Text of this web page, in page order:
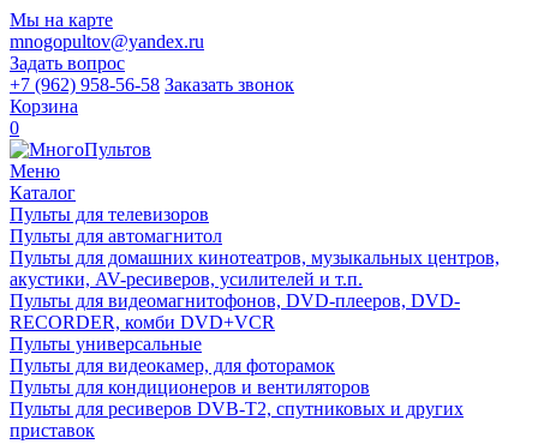
Мы на карте
mnogopultov@yandex.ru
Задать вопрос
+7 (962) 958-56-58 Заказать звонок
Корзина
0
Меню
Каталог
Пульты для телевизоров
Пульты для автомагнитол
Пульты для домашних кинотеатров, музыкальных центров,
акустики, AV-ресиверов, усилителей и т.п.
Пульты для видеомагнитофонов, DVD-плееров, DVD-
RECORDER, комби DVD+VCR
Пульты универсальные
Пульты для видеокамер, для фоторамок
Пульты для кондиционеров и вентиляторов
Пульты для ресиверов DVB-T2, спутниковых и других
приставок